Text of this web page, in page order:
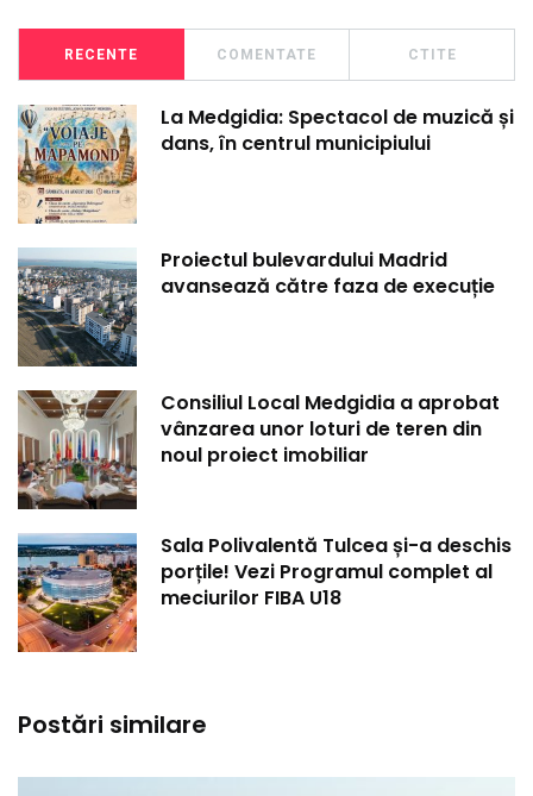
RECENTE COMENTATE CTITE
La Medgidia: Spectacol de muzică și
dans, în centrul municipiului
Proiectul bulevardului Madrid
avansează către faza de execuție
Consiliul Local Medgidia a aprobat
vânzarea unor loturi de teren din
noul proiect imobiliar
Sala Polivalentă Tulcea și-a deschis
porțile! Vezi Programul complet al
meciurilor FIBA U18
Postări similare